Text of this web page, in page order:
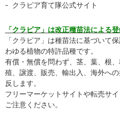
クラピア育て隊公式サイト
「クラピア」は改正種苗法による
「クラピア」は種苗法に基づいて
わゆる植物の特許品種です。
有償・無償を問わず、茎、葉、根
殖、譲渡、販売、輸出入、海外へ
反します。
フリーマーケットサイトや転売サ
ご注意ください。